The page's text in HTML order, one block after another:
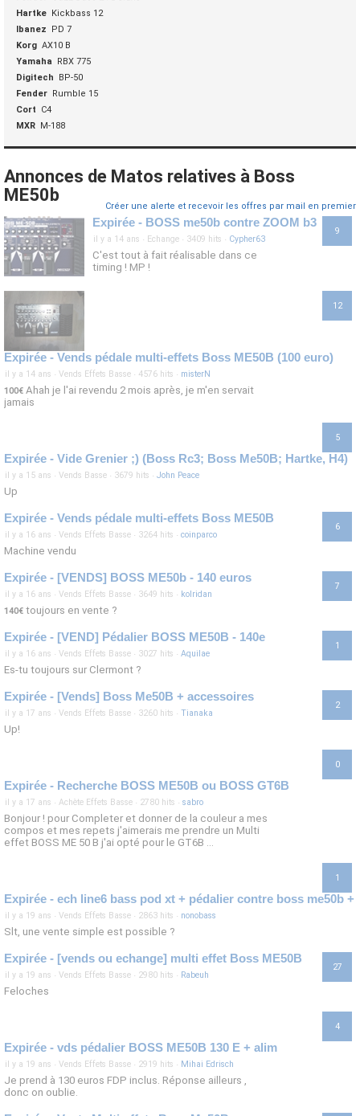
Hartke Kickbass 12
Ibanez
PD 7
Korg AX10 B
Yamaha
RBX 775
Digitech
BP-50
Fender Rumble 15
Cort
C4
MXR M-188
Annonces de Matos relatives à Boss
ME50b
Créer une alerte et recevoir les offres par mail en premier
9
Expirée - BOSS me50b contre ZOOM b3
il y a 14 ans · Echange · 3409 hits · Cypher63
C'est tout à fait réalisable dans ce
timing ! MP !
12
Expirée - Vends pédale multi-effets Boss ME50B (100 euro)
il y a 14 ans · Vends Effets Basse · 4576 hits · misterN
100€ Ahah je l'ai revendu 2 mois après, je m'en servait
jamais
5
Expirée - Vide Grenier ;) (Boss Rc3; Boss Me50B; Hartke, H4)
il y a 15 ans · Vends Basse · 3679 hits · John Peace
Up
6
Expirée - Vends pédale multi-effets Boss ME50B
il y a 16 ans · Vends Effets Basse · 3264 hits · coinparco
Machine vendu
7
Expirée - [VENDS] BOSS ME50b - 140 euros
il y a 16 ans · Vends Effets Basse · 3649 hits · kolridan
140€ toujours en vente ?
1
Expirée - [VEND] Pédalier BOSS ME50B - 140e
il y a 16 ans · Vends Effets Basse · 3027 hits · Aquilae
Es-tu toujours sur Clermont ?
2
Expirée - [Vends] Boss Me50B + accessoires
il y a 17 ans · Vends Effets Basse · 3260 hits · Tianaka
Up!
0
Expirée - Recherche BOSS ME50B ou BOSS GT6B
il y a 17 ans · Achète Effets Basse · 2780 hits · sabro
Bonjour ! pour Completer et donner de la couleur a mes
compos et mes repets j'aimerais me prendre un Multi
effet BOSS ME 50 B j'ai opté pour le GT6B ...
1
Expirée - ech line6 bass pod xt + pédalier contre boss me50b +
il y a 19 ans · Vends Effets Basse · 2863 hits · nonobass
Slt, une vente simple est possible ?
27
Expirée - [vends ou echange] multi effet Boss ME50B
il y a 19 ans · Vends Effets Basse · 2980 hits · Rabeuh
Feloches
4
Expirée - vds pédalier BOSS ME50B 130 E + alim
il y a 19 ans · Vends Effets Basse · 2919 hits · Mihai Edrisch
Je prend à 130 euros FDP inclus. Réponse ailleurs ,
donc on oublie.